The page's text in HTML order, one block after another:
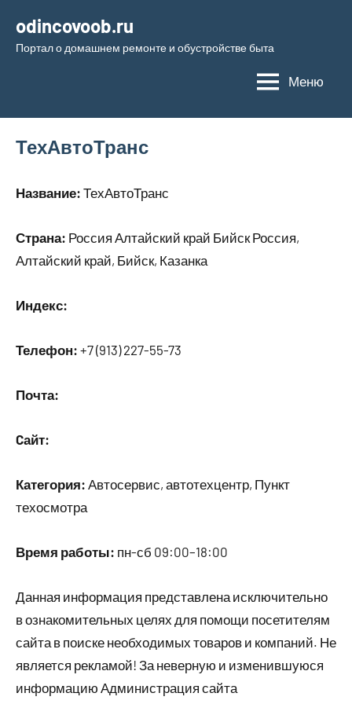
содержимому
odincovoob.ru
Портал о домашнем ремонте и обустройстве быта
Меню
ТехАвтоТранс
Название: ТехАвтоТранс
Страна: Россия Алтайский край Бийск Россия,
Алтайский край, Бийск, Казанка
Индекс:
Телефон: +7 (913) 227-55-73
Почта:
Cайт:
Категория: Автосервис, автотехцентр, Пункт
техосмотра
Время работы: пн-сб 09:00–18:00
Данная информация представлена исключительно
в ознакомительных целях для помощи посетителям
сайта в поиске необходимых товаров и компаний. Не
является рекламой! За неверную и изменившуюся
информацию Администрация сайта